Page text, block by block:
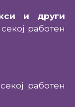
и други
работен
работен